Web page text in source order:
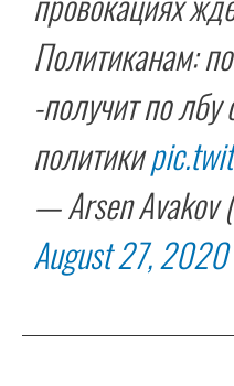
Политиканам:
-получит по
политики
— Arsen Avakov
August 27, 2020